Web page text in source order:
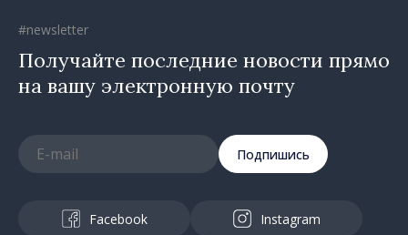
#newsletter
Получайте последние новости прямо
на вашу электронную почту
Подпишись
Facebook Instagram